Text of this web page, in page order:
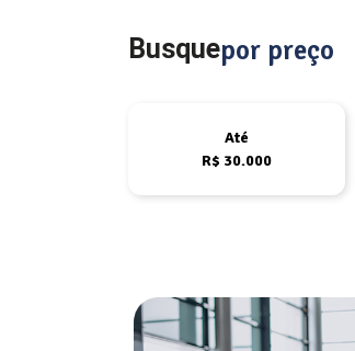
Busquepor preço
Até
R$ 30.000